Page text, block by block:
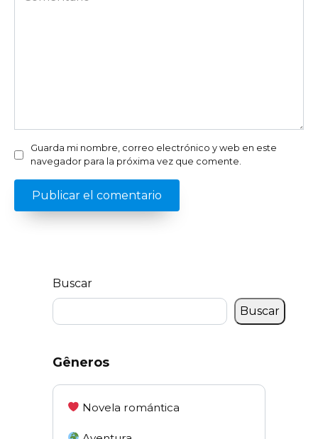
Guarda mi nombre, correo electrónico y web en este
navegador para la próxima vez que comente.
Buscar
Buscar
Gêneros
Novela romántica